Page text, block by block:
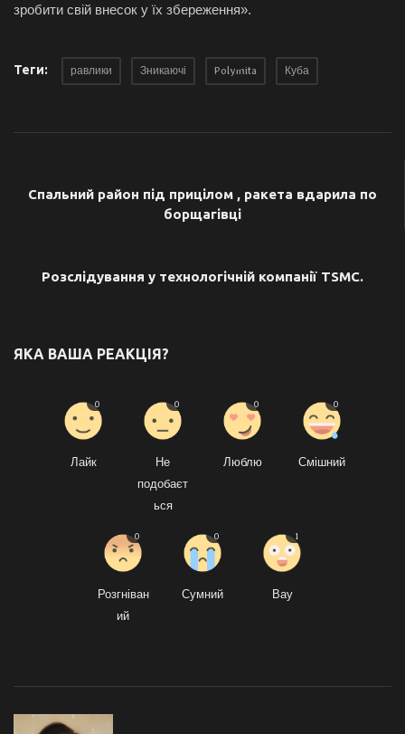
зробити свій внесок у їх збереження».
Теги: равлики Зникаючі Polymita Куба
Спальний район під прицілом , ракета вдарила по
борщагівці
Розслідування у технологічній компанії TSMC.
ЯКА ВАША РЕАКЦІЯ?
Лайк
0
Не
подобаєт
ься
0
Люблю
0
Смішний
0
Розгніван
ий
0
Сумний
0
Вау
1